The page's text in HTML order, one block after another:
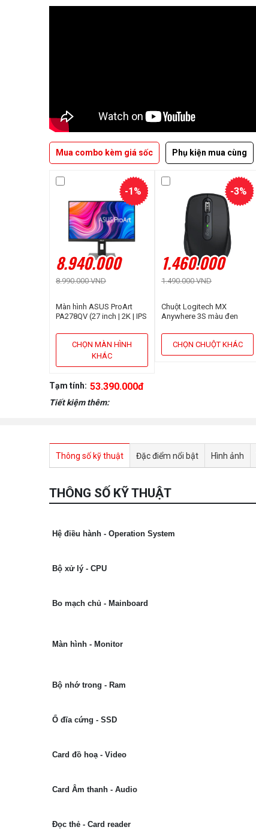
Mua combo kèm giá sốc Phụ kiện mua cùng
8.940.000
8.990.000 VND
-1%
Màn hình ASUS ProArt
PA278QV (27 inch | 2K | IPS
CHỌN MÀN HÌNH
KHÁC
1.460.000
1.490.000 VND
-3%
Chuột Logitech MX
Anywhere 3S màu đen
CHỌN CHUỘT KHÁC
Tạm tính: 53.390.000đ
Tiết kiệm thêm:
Thông số kỹ thuật Đặc điểm nổi bật Hình ảnh
THÔNG SỐ KỸ THUẬT
Hệ điều hành - Operation System
Bộ xử lý - CPU
Bo mạch chủ - Mainboard
Màn hình - Monitor
Bộ nhớ trong - Ram
Ổ đĩa cứng - SSD
Card đồ hoạ - Video
Card Âm thanh - Audio
Đọc thẻ - Card reader